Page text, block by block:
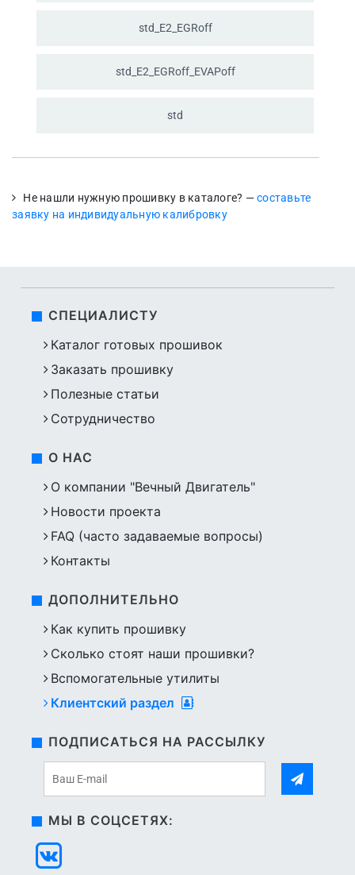
std_ E2_ EGRoff
std_ E2_ EGRoff_ EVAPoff
std
Не нашли нужную прошивку в каталоге? —составьте
заявку на индивидуальную калибровку
СПЕЦИАЛИСТУ
Каталог готовых прошивок
Заказать прошивку
Полезные статьи
Сотрудничество
О НАС
О компании "Вечный Двигатель"
Новости проекта
FAQ (часто задаваемые вопросы)
Контакты
ДОПОЛНИТЕЛЬНО
Как купить прошивку
Сколько стоят наши прошивки?
Вспомогательные утилиты
Клиентский раздел
ПОДПИСАТЬСЯ НА РАССЫЛКУ
МЫ В СОЦСЕТЯХ: